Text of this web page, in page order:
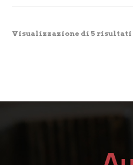
Visualizzazione di 5 risultati